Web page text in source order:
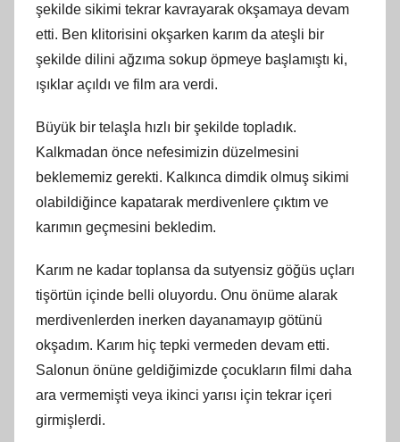
şekilde sikimi tekrar kavrayarak okşamaya devam
etti. Ben klitorisini okşarken karım da ateşli bir
şekilde dilini ağzıma sokup öpmeye başlamıştı ki,
ışıklar açıldı ve film ara verdi.
Büyük bir telaşla hızlı bir şekilde topladık.
Kalkmadan önce nefesimizin düzelmesini
beklememiz gerekti. Kalkınca dimdik olmuş sikimi
olabildiğince kapatarak merdivenlere çıktım ve
karımın geçmesini bekledim.
Karım ne kadar toplansa da sutyensiz göğüs uçları
tişörtün içinde belli oluyordu. Onu önüme alarak
merdivenlerden inerken dayanamayıp götünü
okşadım. Karım hiç tepki vermeden devam etti.
Salonun önüne geldiğimizde çocukların filmi daha
ara vermemişti veya ikinci yarısı için tekrar içeri
girmişlerdi.